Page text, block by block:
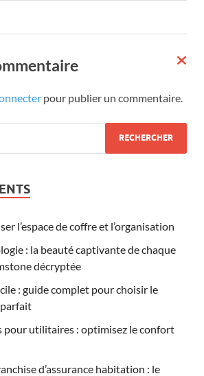
pour publier un commentaire.
l’espace de coffre et l’organisation
: la beauté captivante de chaque
décryptée
: guide complet pour choisir le
pour utilitaires : optimisez le confort
d’assurance habitation : le